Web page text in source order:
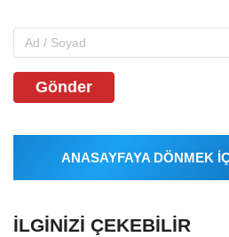
Gönder
ANASAYFAYA DÖNMEK
İLGINIZI ÇEKEBILIR